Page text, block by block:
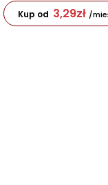
Kup od 3,29zł /